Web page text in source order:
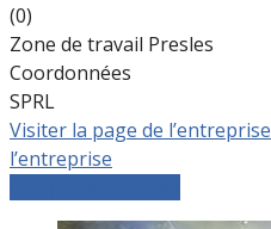
(0)
Zone de travail Presles
Coordonnées
SPRL
Visiter la page de l’entreprise
l’entreprise